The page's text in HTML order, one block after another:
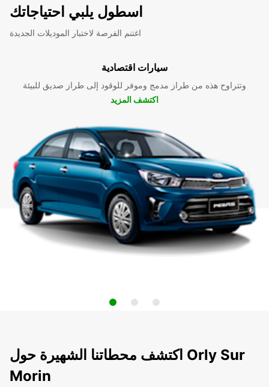
اسطول يلبي احتياجاتك
اغتنم الفرصة لاختبار الموديلات الجديدة
سيارات اقتصادية
وتتراوح هذه من طراز مدمج وموفر للوقود إلى طراز صديق للبيئة
اكتشف المزيد
اكتشف محطاتنا الشهيرة حول Orly Sur
Morin